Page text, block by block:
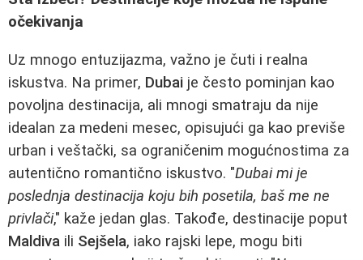
očekivanja
Uz mnogo entuzijazma, važno je čuti i realna
iskustva. Na primer, Dubai je često pominjan kao
povoljna destinacija, ali mnogi smatraju da nije
idealan za medeni mesec, opisujući ga kao previše
urban i veštački, sa ograničenim mogućnostima za
autentično romantično iskustvo. "Dubai mi je
poslednja destinacija koju bih posetila, baš me ne
privlači," kaže jedan glas. Takođe, destinacije poput
Maldiva ili Sejšela, iako rajski lepe, mogu biti